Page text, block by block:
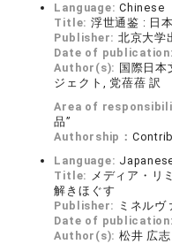
Language:Chinese
Title: 浮世通鉴 : 日
Publisher: 北京大学
Date of
Author(s): 国際日本
ジェクト, 党蓓蓓 訳
Area of
品”
Authorship：
Language:
Title: メディア・リ
解きほぐす
Publisher: ミネルヴ
Date of
Author(s): 松井 広志